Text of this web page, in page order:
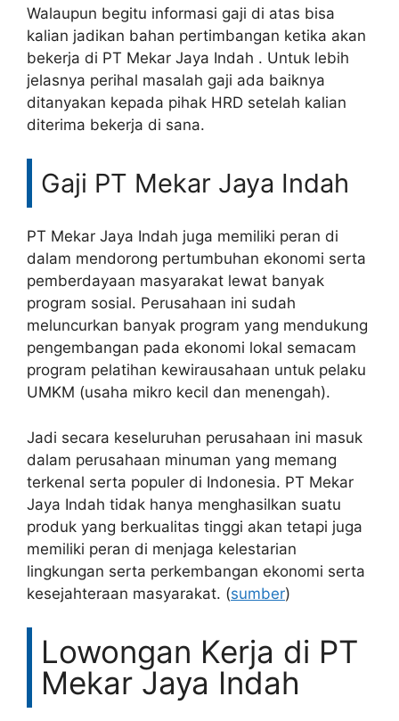
Walaupun begitu informasi gaji di atas bisa
kalian jadikan bahan pertimbangan ketika akan
bekerja di PT Mekar Jaya Indah . Untuk lebih
jelasnya perihal masalah gaji ada baiknya
ditanyakan kepada pihak HRD setelah kalian
diterima bekerja di sana.
Gaji PT Mekar Jaya Indah
PT Mekar Jaya Indah juga memiliki peran di
dalam mendorong pertumbuhan ekonomi serta
pemberdayaan masyarakat lewat banyak
program sosial. Perusahaan ini sudah
meluncurkan banyak program yang mendukung
pengembangan pada ekonomi lokal semacam
program pelatihan kewirausahaan untuk pelaku
UMKM (usaha mikro kecil dan menengah).
Jadi secara keseluruhan perusahaan ini masuk
dalam perusahaan minuman yang memang
terkenal serta populer di Indonesia. PT Mekar
Jaya Indah tidak hanya menghasilkan suatu
produk yang berkualitas tinggi akan tetapi juga
memiliki peran di menjaga kelestarian
lingkungan serta perkembangan ekonomi serta
kesejahteraan masyarakat. (sumber)
Lowongan Kerja di PT
Mekar Jaya Indah